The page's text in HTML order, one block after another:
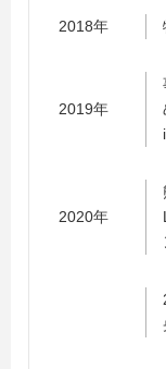
2018年
2019年
2020年